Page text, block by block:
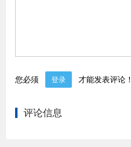
您必须 登录 才能发表评论！
评论信息